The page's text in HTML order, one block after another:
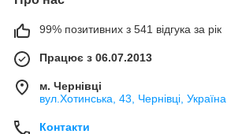
99% позитивних з 541 відгука за рік
Працює з 06.07.2013
м. Чернівці
вул.Хотинська, 43, Чернівці, Україна
Контакти